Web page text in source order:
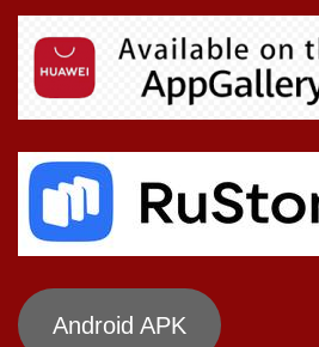
Android APK